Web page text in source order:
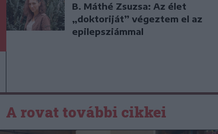
B. Máthé Zsuzsa: Az élet
„doktoriját” végeztem el az
epilepsziámmal
A rovat további cikkei